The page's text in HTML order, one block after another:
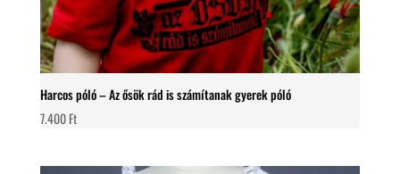
Harcos póló – Az ősök rád is számítanak gyerek póló
7.400Ft